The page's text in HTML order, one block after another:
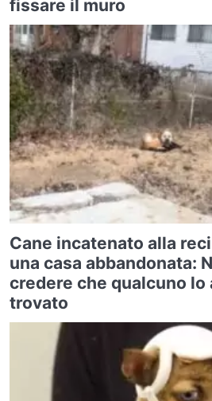
fissare il muro
Cane incatenato alla
una casa abbandonata:
credere che qualcuno
trovato